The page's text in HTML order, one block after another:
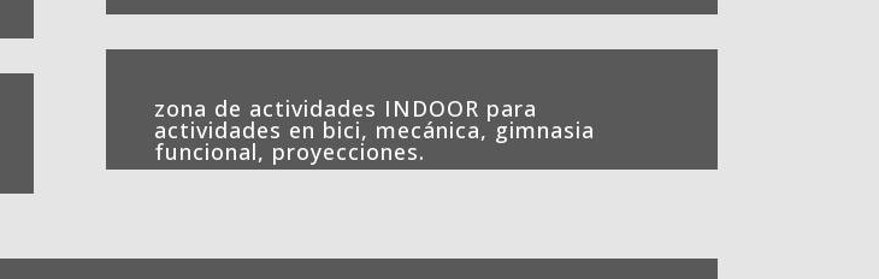
zona de actividades INDOOR para
actividades en bici, mecánica, gimnasia
funcional, proyecciones.